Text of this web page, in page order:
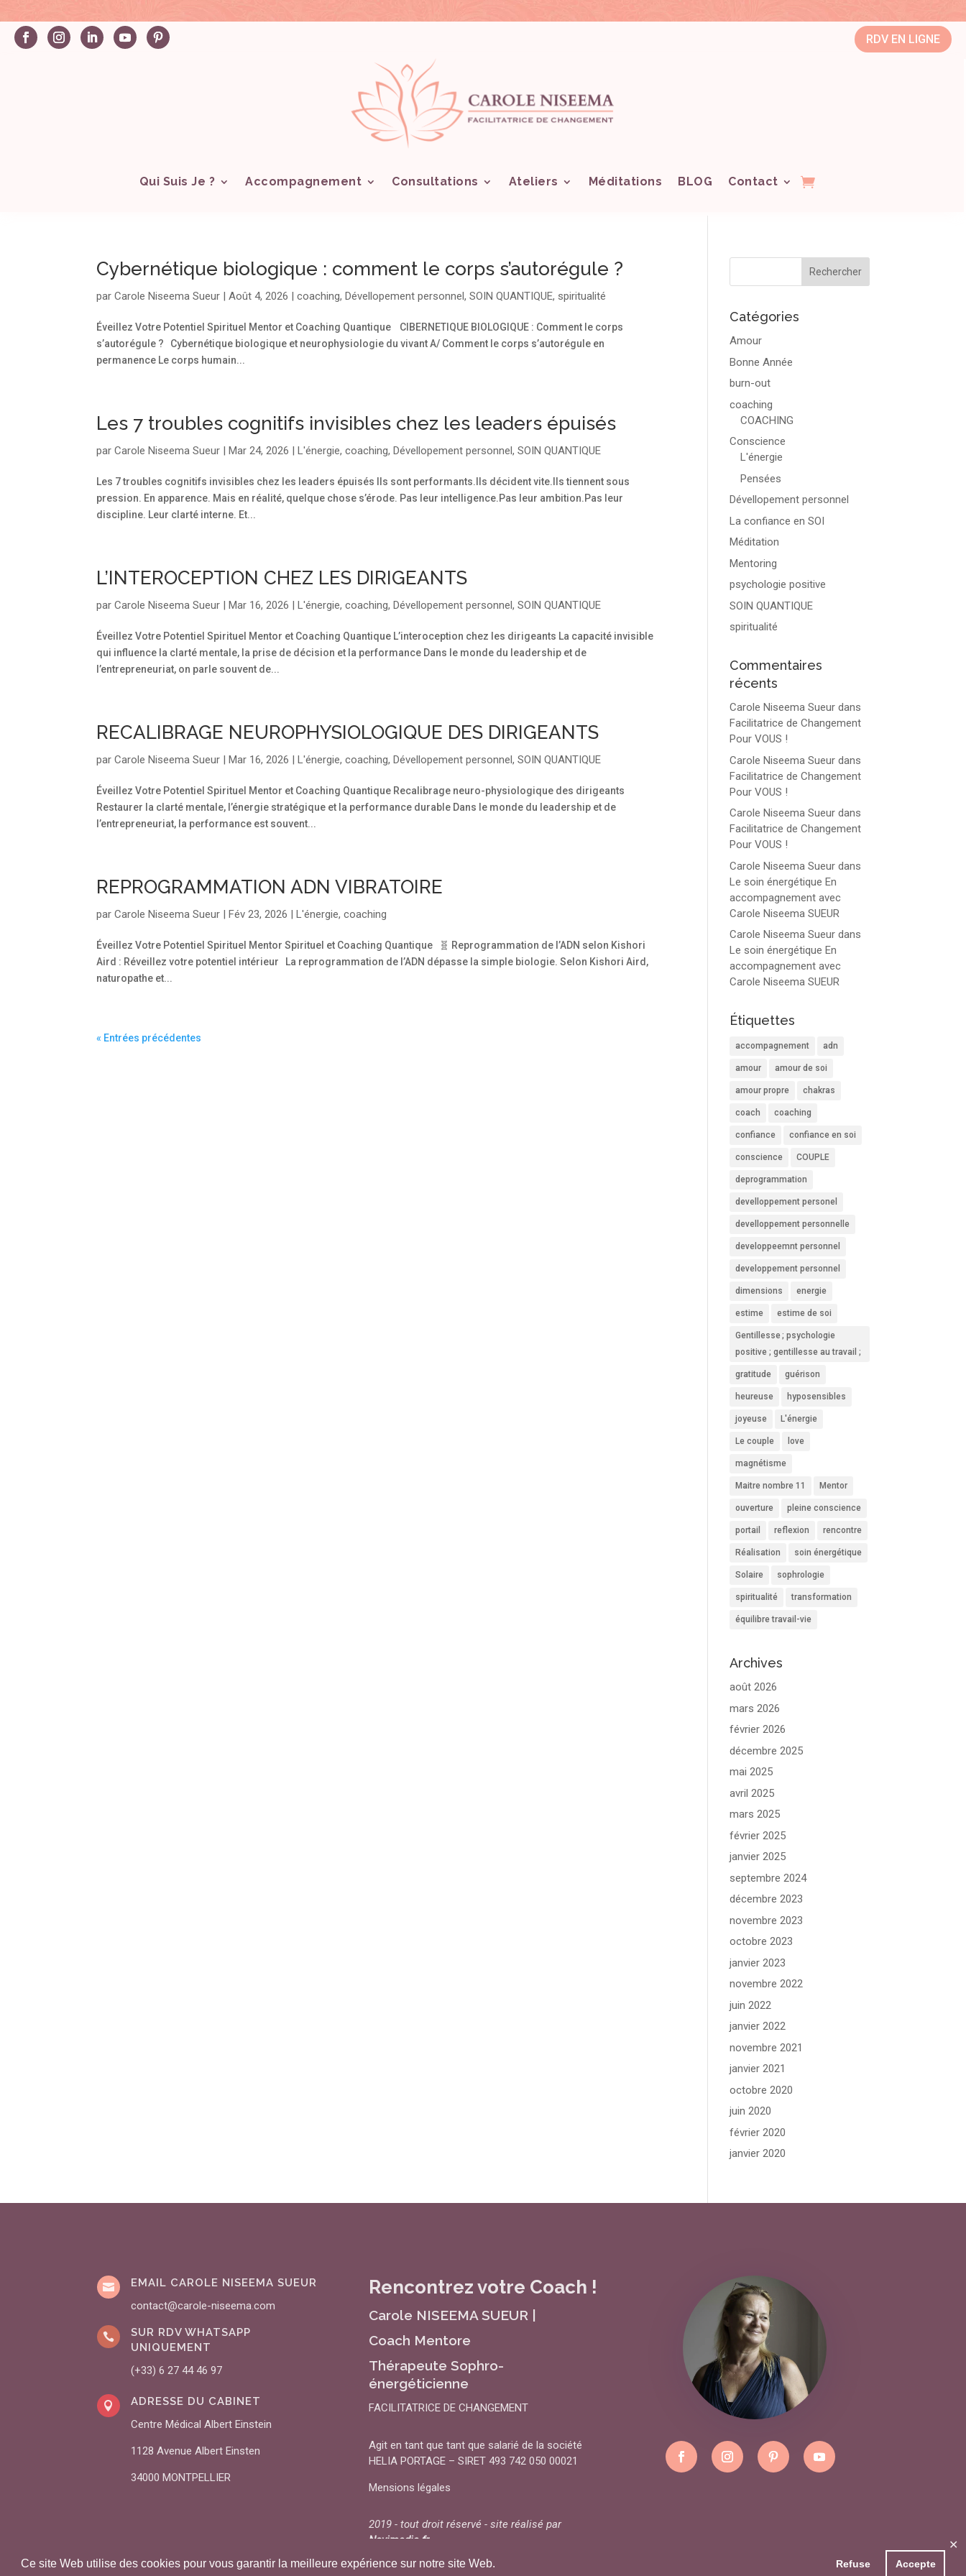
Ce site Web utilise des cookies pour vous garantir la meilleure expérience sur notre site Web. Refuse Accepte
✕
RDV EN LIGNE
Qui Suis Je ? Accompagnement Consultations Ateliers Méditations BLOG Contact
Cybernétique biologique : comment le corps s’autorégule ?
parCarole Niseema Sueur |Août 4, 2026 |coaching, Dévellopement personnel,SOIN QUANTIQUE, spiritualité
Éveillez Votre Potentiel Spirituel Mentor et Coaching Quantique CIBERNETIQUE BIOLOGIQUE : Comment le corps
s’autorégule ? Cybernétique biologique et neurophysiologie du vivant A/ Comment le corps s’autorégule en
permanence Le corps humain...
Les 7 troubles cognitifs invisibles chez les leaders épuisés
parCarole Niseema Sueur Mar 24, 2026 L'énergie,coaching, Dévellopement personnel,SOIN QUANTIQUE
Les 7 troubles cognitifs invisibles chez les leaders épuisés Ils sont performants.Ils décident vite.Ils tiennent sous
pression. En apparence. Mais en réalité, quelque chose s’érode. Pas leur intelligence.Pas leur ambition.Pas leur
discipline. Leur clarté interne. Et...
L’INTEROCEPTION CHEZ LES DIRIGEANTS
parCarole Niseema Sueur Mar 16, 2026 L'énergie,coaching, Dévellopement personnel,SOIN QUANTIQUE
Éveillez Votre Potentiel Spirituel Mentor et Coaching Quantique L’interoception chez les dirigeants La capacité invisible
qui influence la clarté mentale, la prise de décision et la performance Dans le monde du leadership et de
l’entrepreneuriat, on parle souvent de...
RECALIBRAGE NEUROPHYSIOLOGIQUE DES DIRIGEANTS
parCarole Niseema Sueur Mar 16, 2026 L'énergie,coaching, Dévellopement personnel,SOIN QUANTIQUE
Éveillez Votre Potentiel Spirituel Mentor et Coaching Quantique Recalibrage neuro-physiologique des dirigeants
Restaurer la clarté mentale, l’énergie stratégique et la performance durable Dans le monde du leadership et de
l’entrepreneuriat, la performance est souvent...
REPROGRAMMATION ADN VIBRATOIRE
parCarole Niseema Sueur Fév 23, 2026 L'énergie,coaching
Éveillez Votre Potentiel Spirituel Mentor Spirituel et Coaching Quantique 🧬 Reprogrammation de l’ADN selon Kishori
Aird : Réveillez votre potentiel intérieur La reprogrammation de l’ADN dépasse la simple biologie. Selon Kishori Aird,
naturopathe et...
« Entrées précédentes
Catégories
Amour
Bonne Année
burn-out
coaching
COACHING
Conscience
L'énergie
Pensées
Dévellopement personnel
La confiance en SOI
Méditation
Mentoring
psychologie positive
SOIN QUANTIQUE
spiritualité
Commentaires
récents
Carole Niseema Sueur dans
Facilitatrice de Changement
Pour VOUS !
Carole Niseema Sueur dans
Facilitatrice de Changement
Pour VOUS !
Carole Niseema Sueur dans
Facilitatrice de Changement
Pour VOUS !
Carole Niseema Sueur dans
Le soin énergétique En
accompagnement avec
Carole Niseema SUEUR
Carole Niseema Sueur dans
Le soin énergétique En
accompagnement avec
Carole Niseema SUEUR
Étiquettes
accompagnement adn
amour amour de soi
amour propre chakras
coach coaching
confiance confiance en soi
conscience COUPLE
deprogrammation
develloppement personel
develloppement personnelle
developpeemnt personnel
developpement personnel
dimensions energie
estime estime de soi
Gentillesse ; psychologie
positive ; gentillesse au travail ;
gratitude guérison
heureuse hyposensibles
joyeuse L'énergie
Le couple love
magnétisme
Maitre nombre 11 Mentor
ouverture pleine conscience
portail reflexion rencontre
Réalisation soin énergétique
Solaire sophrologie
spiritualité transformation
équilibre travail-vie
Archives
août 2026
mars 2026
février 2026
décembre 2025
mai 2025
avril 2025
mars 2025
février 2025
janvier 2025
septembre 2024
décembre 2023
novembre 2023
octobre 2023
janvier 2023
novembre 2022
juin 2022
janvier 2022
novembre 2021
janvier 2021
octobre 2020
juin 2020
février 2020
janvier 2020

EMAIL CAROLE NISEEMA SUEUR
contact@carole-niseema.com

SUR RDV WHATSAPP
UNIQUEMENT
(+33) 6 27 44 46 97

ADRESSE DU CABINET
Centre Médical Albert Einstein
1128 Avenue Albert Einsten
34000 MONTPELLIER
Rencontrez votre Coach !
Carole NISEEMA SUEUR |
Coach Mentore
Thérapeute Sophro-
énergéticienne
FACILITATRICE DE CHANGEMENT
Agit en tant que tant que salarié de la société
HELIA PORTAGE – SIRET 493 742 050 00021
Mensions légales
2019 - tout droit réservé - site réalisé par
Novimedia.fr